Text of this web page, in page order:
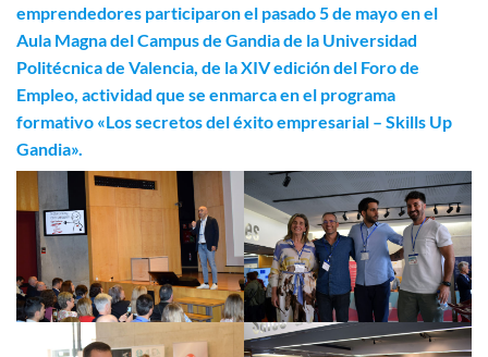
emprendedores participaron el pasado 5 de mayo en el
Aula Magna del Campus de Gandia de la Universidad
Politécnica de Valencia, de laXIV edición del Foro de
Empleo , actividad que se enmarca en el programa
formativo «Los secretos del éxito empresarial – Skills Up
Gandia».